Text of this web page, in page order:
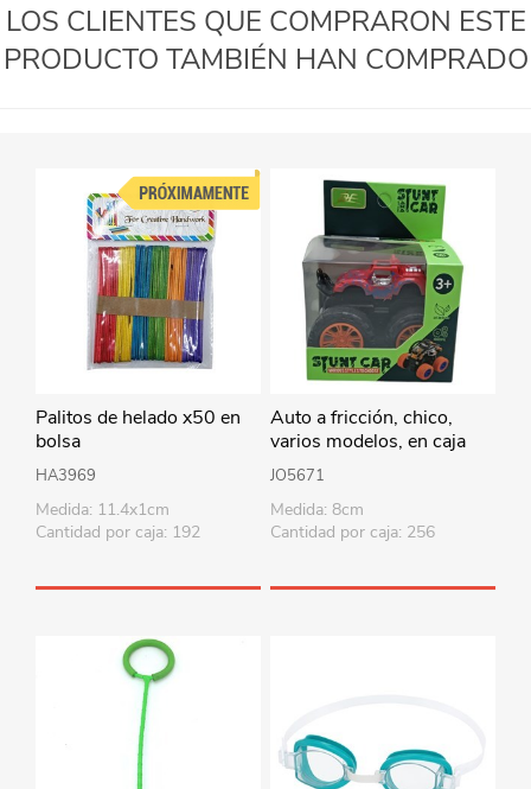
LOS CLIENTES QUE COMPRARON ESTE
PRODUCTO TAMBIÉN HAN COMPRADO
Palitos de helado x50 en
bolsa
HA3969
Medida: 11.4x1cm
Cantidad por caja: 192
Auto a fricción, chico,
varios modelos, en caja
JO5671
Medida: 8cm
Cantidad por caja: 256